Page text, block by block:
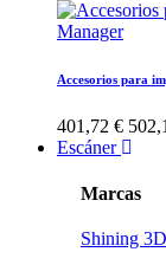
Accesorios para
401,72 €
Escáner
Marcas
Shining 3D